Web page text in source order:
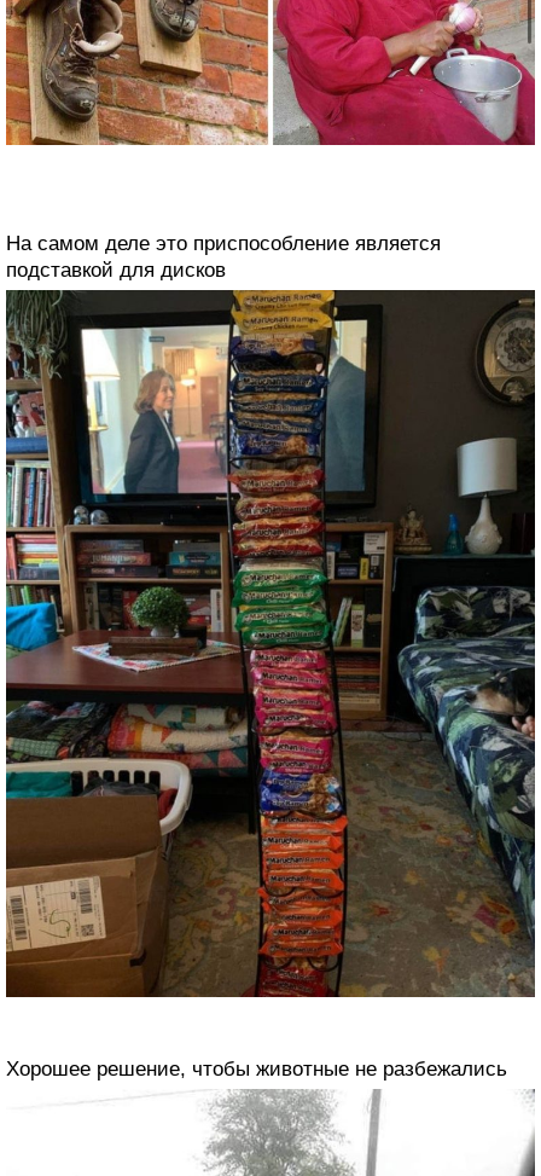
На самом деле это приспособление является
подставкой для дисков
Хорошее решение, чтобы животные не разбежались